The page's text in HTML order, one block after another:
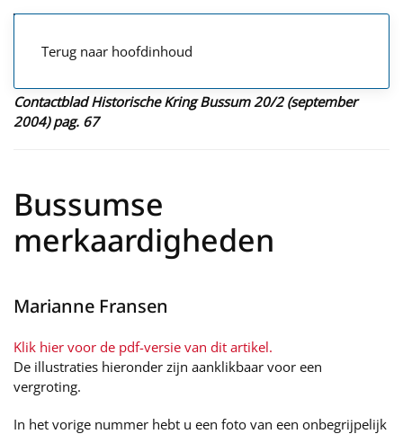
Terug naar hoofdinhoud
Contactblad Historische Kring Bussum 20/2 (september
2004) pag. 67
Bussumse
merkaardigheden
Marianne Fransen
Klik hier voor de pdf-versie van dit artikel.
De illustraties hieronder zijn aanklikbaar voor een
vergroting.
In het vorige nummer hebt u een foto van een onbegrijpelijk